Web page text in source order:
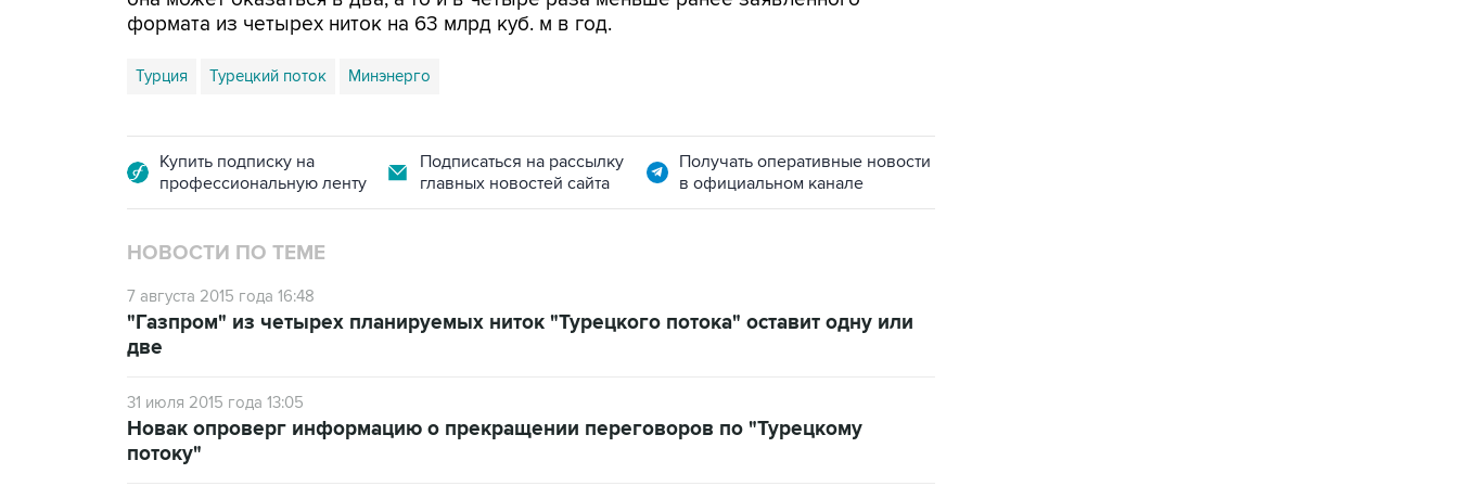
формата из четырех ниток на 63 млрд куб. м в год.
Турция Турецкий поток Минэнерго
Купить подписку на
профессиональную ленту
Подписаться на рассылку
главных новостей сайта
Получать оперативные новости
в официальном канале
НОВОСТИ ПО ТЕМЕ
7 августа 2015 года 16:48
"Газпром" из четырех планируемых ниток "Турецкого потока" оставит одну или
две
31 июля 2015 года 13:05
Новак опроверг информацию о прекращении переговоров по "Турецкому
потоку"